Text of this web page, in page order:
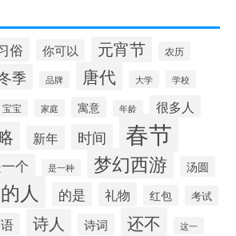
俗 你可以 元宵节 农历
季 品牌 唐代 大学 学校
宝宝 家庭 寓意 年龄 很多人
新年 时间 春节
个 是一种 梦幻西游 汤圆
的人 的是 礼物 红包 考试
诗人 诗词 还不 这一